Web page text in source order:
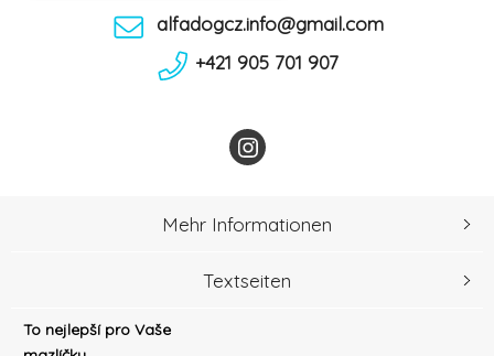
alfadogcz.info@gmail.com
+421 905 701 907
To nejlepší pro Vaše
Mehr Informationen
Textseiten